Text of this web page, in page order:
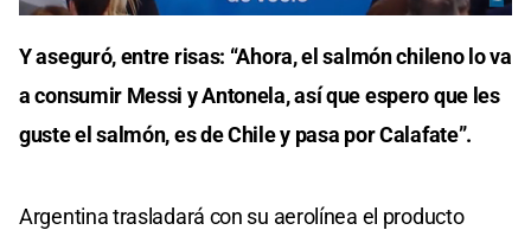
Y aseguró, entre risas: “Ahora, el salmón chileno lo va
a consumir Messi y Antonela, así que espero que les
guste el salmón, es de Chile y pasa por Calafate”.
Argentina trasladará con su aerolínea el producto